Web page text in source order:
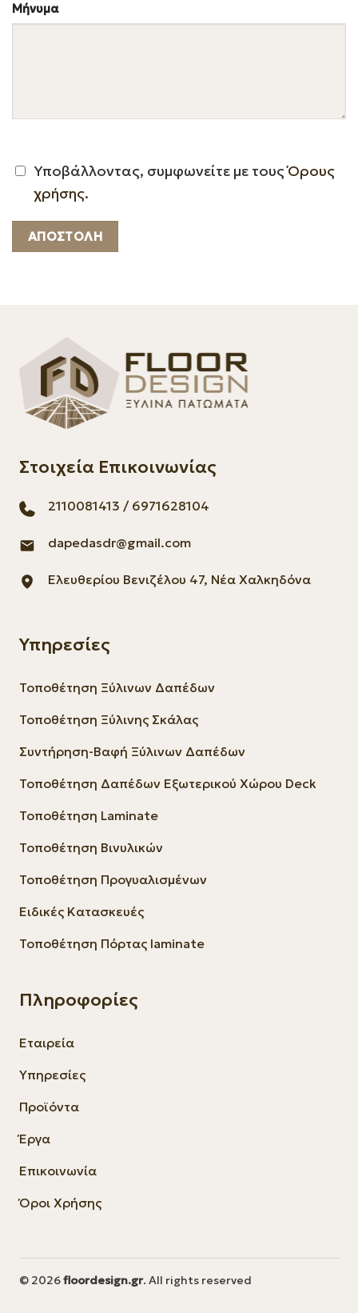
Μήνυμα
Υποβάλλοντας, συμφωνείτε με τουςΌρους
χρήσης.
Στοιχεία Επικοινωνίας
2110081413 / 6971628104
dapedasdr@gmail.com
Ελευθερίου Βενιζέλου 47, Νέα Χαλκηδόνα
Πληροφορίες
Εταιρεία
Υπηρεσίες
Προϊόντα
Έργα
Επικοινωνία
Όροι Χρήσης
Υπηρεσίες
Τοποθέτηση Ξύλινων Δαπέδων
Τοποθέτηση Ξύλινης Σκάλας
Συντήρηση-Βαφή Ξύλινων Δαπέδων
Τοποθέτηση Δαπέδων Εξωτερικού Χώρου Deck
Τοποθέτηση Laminate
Τοποθέτηση Βινυλικών
Τοποθέτηση Προγυαλισμένων
Ειδικές Κατασκευές
Τοποθέτηση Πόρτας laminate
© 2026floordesign.gr. All rights reserved